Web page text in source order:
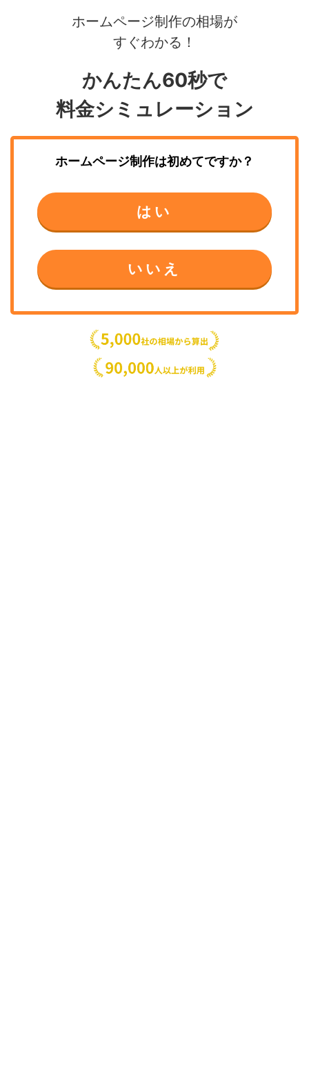
ホームページ制作の相場が
すぐわかる！
かんたん60秒で
料金シミュレーション
ホームページ制作は初めてですか？
はい
いいえ